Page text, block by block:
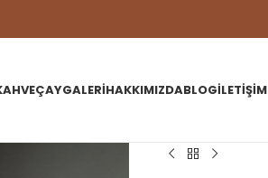
ÇAYGALERIHAKKIMIZDABLOGİLETIŞIM